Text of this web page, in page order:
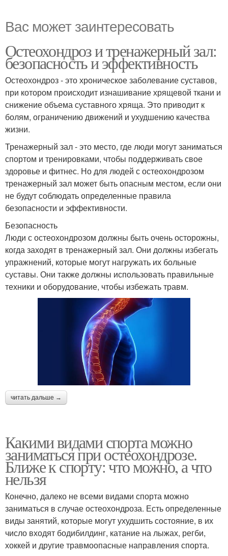
Вас может заинтересовать
Остеохондроз и тренажерный зал:
безопасность и эффективность
Остеохондроз - это хроническое заболевание суставов,
при котором происходит изнашивание хрящевой ткани и
снижение объема суставного хряща. Это приводит к
болям, ограничению движений и ухудшению качества
жизни.
Тренажерный зал - это место, где люди могут заниматься
спортом и тренировками, чтобы поддерживать свое
здоровье и фитнес. Но для людей с остеохондрозом
тренажерный зал может быть опасным местом, если они
не будут соблюдать определенные правила
безопасности и эффективности.
Безопасность
Люди с остеохондрозом должны быть очень осторожны,
когда заходят в тренажерный зал. Они должны избегать
упражнений, которые могут нагружать их больные
суставы. Они также должны использовать правильные
техники и оборудование, чтобы избежать травм.
читать дальше →
Какими видами спорта можно
заниматься при остеохондрозе.
Ближе к спорту: что можно, а что
нельзя
Конечно, далеко не всеми видами спорта можно
заниматься в случае остеохондроза. Есть определенные
виды занятий, которые могут ухудшить состояние, в их
число входят бодибилдинг, катание на лыжах, регби,
хоккей и другие травмоопасные направления спорта.